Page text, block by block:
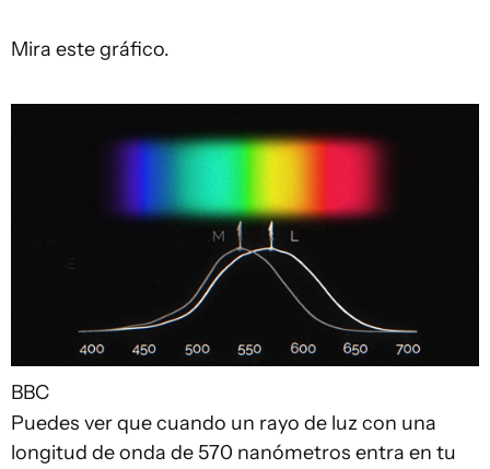
Mira este gráfico.
BBC
Puedes ver que cuando un rayo de luz con una
longitud de onda de 570 nanómetros entra en tu